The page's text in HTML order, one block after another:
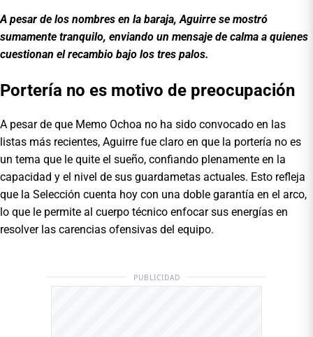
A pesar de los nombres en la baraja, Aguirre se mostró
sumamente tranquilo, enviando un mensaje de calma a quienes
cuestionan el recambio bajo los tres palos.
Portería no es motivo de preocupación
A pesar de que Memo Ochoa no ha sido convocado en las
listas más recientes, Aguirre fue claro en que la portería no es
un tema que le quite el sueño, confiando plenamente en la
capacidad y el nivel de sus guardametas actuales. Esto refleja
que la Selección cuenta hoy con una doble garantía en el arco,
lo que le permite al cuerpo técnico enfocar sus energías en
resolver las carencias ofensivas del equipo.
PUBLICIDAD